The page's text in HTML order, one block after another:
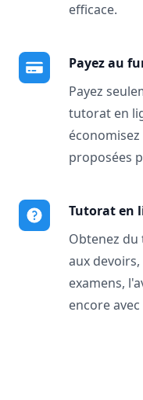
efficace.
Payez au
Payez
tutorat en
proposées
Tutorat en
Obtenez
aux
examens,
encore